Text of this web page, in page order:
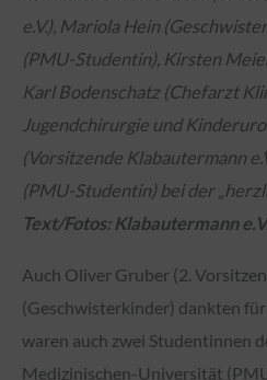
e.V.), Mariola Hein
(PMU-Studentin), Kirsten
Karl Bodenschatz (Chefarzt
Jugendchirurgie und
(Vorsitzende Klabautermann
(PMU-Studentin) bei der
Text/Fotos: Klabautermann
Auch Oliver Gruber (2.
(Geschwisterkinder) dankten
waren auch zwei Studentinnen
Medizinischen-Universität